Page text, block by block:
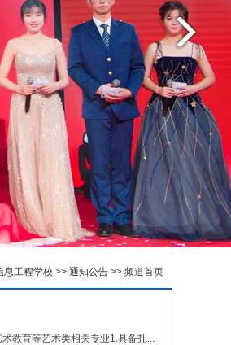
息工程学校 >> 通知公告 >> 频道首页
教育等艺术类相关专业1.具备扎...